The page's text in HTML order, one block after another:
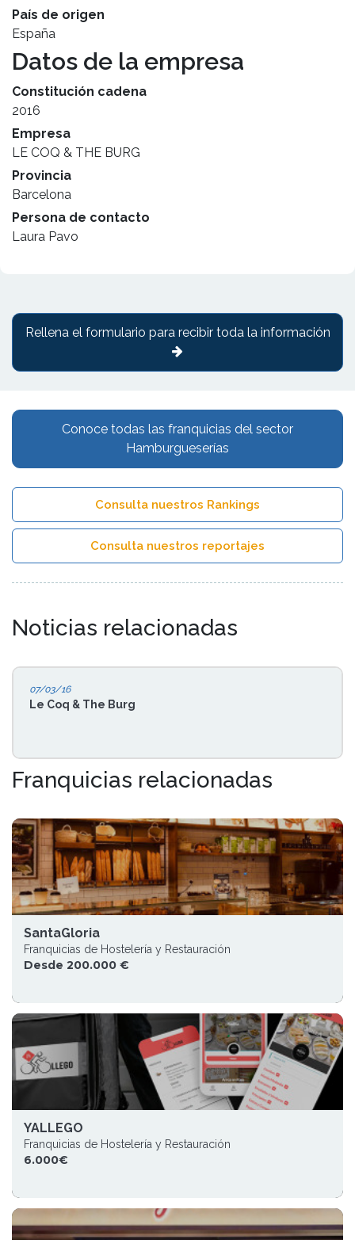
País de origen
España
Datos de la empresa
Constitución cadena
2016
Empresa
LE COQ & THE BURG
Provincia
Barcelona
Persona de contacto
Laura Pavo
Conoce todas las franquicias del sector
Hamburgueserías
Consulta nuestros Rankings
Consulta nuestros reportajes
Noticias relacionadas
07/03/16
Le Coq & The Burg
Franquicias relacionadas
SantaGloria
Franquicias de Hostelería y Restauración
Desde 200.000 €
YALLEGO
Franquicias de Hostelería y Restauración
6.000€